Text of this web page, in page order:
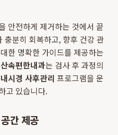
안전하게 제거하는 것에서 끝
충분히 회복하고, 향후 건강 관
한 명확한 가이드를 제공하는
속편한내과는 검사 후 과정의
내시경 사후관리 프로그램을 운
고 있습니다.
간 제공